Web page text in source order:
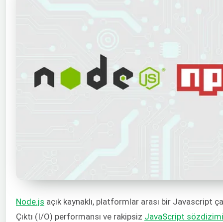
Node.js açık kaynaklı, platformlar arası bir Javascript
Çıktı (I/O) performansı ve rakipsiz JavaScript sözdizimi